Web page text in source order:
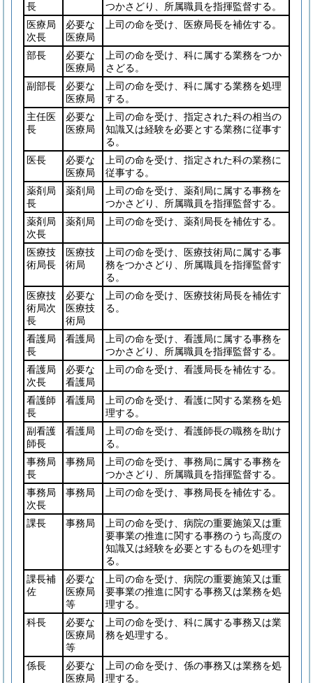
長
つかさどり、所属職員を指揮監督する。
医療局
次長
必要な
医療局
上司の命を受け、医療局長を補佐する。
部長
必要な
医療局
上司の命を受け、科に属する業務をつか
さどる。
副部長
必要な
医療局
上司の命を受け、科に属する業務を処理
する。
主任医
長
必要な
医療局
上司の命を受け、指定された科の相当の
知識又は経験を必要とする業務に従事す
る。
医長
必要な
医療局
上司の命を受け、指定された科の業務に
従事する。
薬剤局
長
薬剤局
上司の命を受け、薬剤局に属する事務を
つかさどり、所属職員を指揮監督する。
薬剤局
次長
薬剤局 上司の命を受け、薬剤局長を補佐する。
医療技
術局長
医療技
術局
上司の命を受け、医療技術局に属する事
務をつかさどり、所属職員を指揮監督す
る。
医療技
術局次
長
必要な
医療技
術局
上司の命を受け、医療技術局長を補佐す
る。
看護局
長
看護局
上司の命を受け、看護局に属する事務を
つかさどり、所属職員を指揮監督する。
看護局
次長
必要な
看護局
上司の命を受け、看護局長を補佐する。
看護師
長
看護局
上司の命を受け、看護に関する業務を処
理する。
副看護
師長
看護局
上司の命を受け、看護師長の職務を助け
る。
事務局
長
事務局
上司の命を受け、事務局に属する事務を
つかさどり、所属職員を指揮監督する。
事務局
次長
事務局 上司の命を受け、事務局長を補佐する。
課長 事務局
上司の命を受け、病院の重要施策又は重
要事業の推進に関する事務のうち高度の
知識又は経験を必要とするものを処理す
る。
課長補
佐
必要な
医療局
等
上司の命を受け、病院の重要施策又は重
要事業の推進に関する事務又は業務を処
理する。
科長
必要な
医療局
等
上司の命を受け、科に属する事務又は業
務を処理する。
係長
必要な
医療局
上司の命を受け、係の事務又は業務を処
理する。